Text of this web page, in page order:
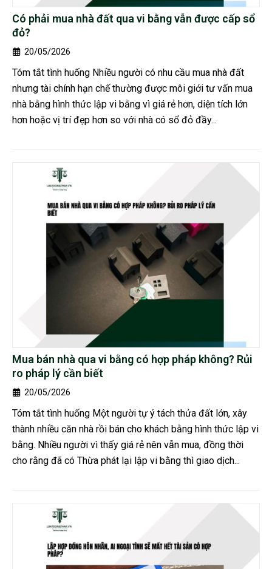
Có phải mua nhà đất qua vi bằng vẫn được cấp sổ
đỏ?
20/05/2026
Tóm tắt tình huống Nhiều người có nhu cầu mua nhà đất
nhưng tài chính hạn chế thường được môi giới tư vấn mua
nhà bằng hình thức lập vi bằng vì giá rẻ hơn, diện tích lớn
hơn hoặc vị trí đẹp hơn so với nhà có sổ đỏ đầy...
Mua bán nhà qua vi bằng có hợp pháp không? Rủi
ro pháp lý cần biết
20/05/2026
Tóm tắt tình huống Một người tự ý tách thửa đất lớn, xây
thành nhiều căn nhà rồi bán cho khách bằng hình thức lập vi
bằng. Nhiều người vì thấy giá rẻ nên vẫn mua, đồng thời
cho rằng đã có Thừa phát lại lập vi bằng thì giao dịch...